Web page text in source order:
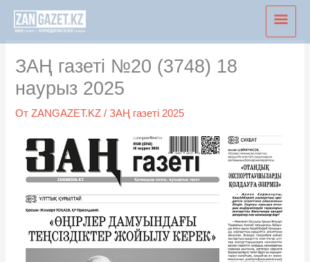
Перейти
содержимому
ЗАҢ газеті №20 (3748) 18
наурыз 2025
ОтZANGAZET.KZ/ЗАҢ газеті 2025